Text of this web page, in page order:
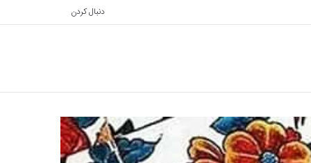
دنبال کردن
برایپوسته